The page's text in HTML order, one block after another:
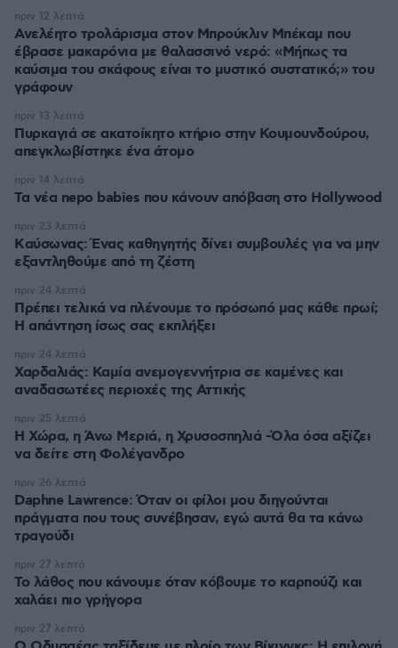
Ανελέητο τρολάρισμα στον Μπρούκλιν Μπέκαμ που
έβρασε μακαρόνια με θαλασσινό νερό: «Μήπως τα
καύσιμα του σκάφους είναι το μυστικό συστατικό;» του
γράφουν
πριν 12 λεπτά
Πυρκαγιά σε ακατοίκητο κτήριο στην Κουμουνδούρου,
απεγκλωβίστηκε ένα άτομο
πριν 13 λεπτά
Τα νέα nepo babies που κάνουν απόβαση στο Hollywood
πριν 14 λεπτά
Kαύσωνας: Ένας καθηγητής δίνει συμβουλές για να μην
εξαντληθούμε από τη ζέστη
πριν 23 λεπτά
Πρέπει τελικά να πλένουμε το πρόσωπό μας κάθε πρωί;
Η απάντηση ίσως σας εκπλήξει
πριν 24 λεπτά
Χαρδαλιάς: Καμία ανεμογεννήτρια σε καμένες και
αναδασωτέες περιοχές της Αττικής
πριν 24 λεπτά
Η Χώρα, η Άνω Μεριά, η Χρυσοσπηλιά -Όλα όσα αξίζει
να δείτε στη Φολέγανδρο
πριν 25 λεπτά
Daphne Lawrence: Όταν οι φίλοι μου διηγούνται
πράγματα που τους συνέβησαν, εγώ αυτά θα τα κάνω
τραγούδι
πριν 26 λεπτά
Το λάθος που κάνουμε όταν κόβουμε το καρπούζι και
χαλάει πιο γρήγορα
πριν 27 λεπτά
πριν 27 λεπτά